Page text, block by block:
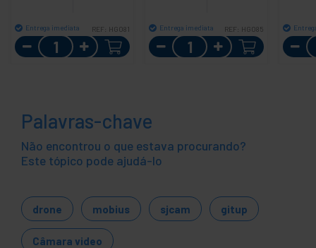
Entrega imediata REF: HG081
Quantidade
Entrega imediata REF: HG085
Quantidade
Palavras-chave
Não encontrou o que estava procurando?
Este tópico pode ajudá-lo
drone mobius sjcam gitup
Câmara video